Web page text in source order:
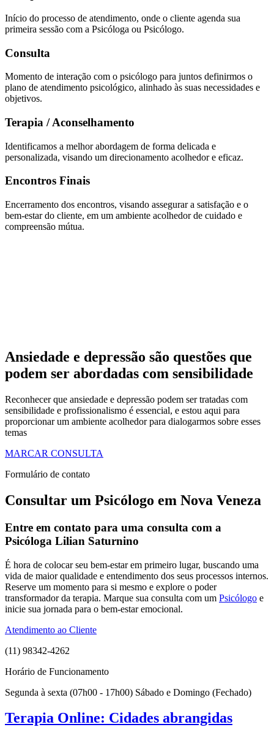
Início do processo de atendimento, onde o cliente agenda sua
primeira sessão com a Psicóloga ou Psicólogo.
Consulta
Momento de interação com o psicólogo para juntos definirmos o
plano de atendimento psicológico, alinhado às suas necessidades e
objetivos.
Terapia / Aconselhamento
Identificamos a melhor abordagem de forma delicada e
personalizada, visando um direcionamento acolhedor e eficaz.
Encontros Finais
Encerramento dos encontros, visando assegurar a satisfação e o
bem-estar do cliente, em um ambiente acolhedor de cuidado e
compreensão mútua.
Ansiedade e depressão são questões que
podem ser abordadas com sensibilidade
Reconhecer que ansiedade e depressão podem ser tratadas com
sensibilidade e profissionalismo é essencial, e estou aqui para
proporcionar um ambiente acolhedor para dialogarmos sobre esses
temas
MARCAR CONSULTA
Formulário de contato
Consultar um Psicólogo em Nova Veneza
Entre em contato para uma consulta com a
Psicóloga Lilian Saturnino
É hora de colocar seu bem-estar em primeiro lugar, buscando uma
vida de maior qualidade e entendimento dos seus processos internos.
Reserve um momento para si mesmo e explore o poder
transformador da terapia. Marque sua consulta com um Psicólogo e
inicie sua jornada para o bem-estar emocional.
Atendimento ao Cliente
(11) 98342-4262
Horário de Funcionamento
Segunda à sexta (07h00 - 17h00) Sábado e Domingo (Fechado)
Terapia Online: Cidades abrangidas